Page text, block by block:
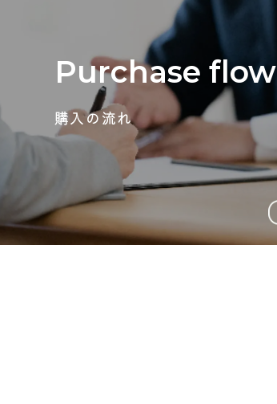
Purchase flow
購入の流れ